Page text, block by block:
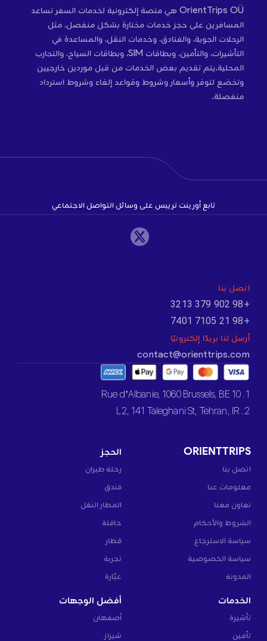
OrientTrips OÜ هي منصة إلكترونية لخدمات السفر تساعد
المسافرين على حجز خدمات مختارة بشكل منفصل، مثل
الرحلات الجوية، والفنادق، وخدمات النقل، والمساعدة في
التأشيرات، والتأمين، وبطاقات SIM، وبطاقات السياح، والتجارب
المحلية.يتم تقديم بعض الخدمات من قبل موردين خارجيين
وتخضع لتوفر وأسعار وشروط وقواعد إلغاء وشروط استرداد
منفصلة.
تابع أورينت تريبس على وسائل التواصل الاجتماعي
اتصل بنا
+98 902 379 3213
+98 21 7105 7401
أرسل لنا بريدًا إلكترونيًا
contact@orienttrips.com
1. 10 Rue d’Albanie, 1060 Brussels, BE
2. L2, 141 Taleghani St, Tehran, IR
ORIENTTRIPS
اتصل بنا
معلومات عنا
تعاون معنا
الشروط والأحكام
سياسة الاسترجاع
سياسة الخصوصية
المدونة
الحجز
رحلة طيران
فندق
المطار النقل
حافلة
قطار
تجربة
عبّارة
الخدمات
تأشيرة
تأمين
أفضل الوجهات
أصفهان
شيراز